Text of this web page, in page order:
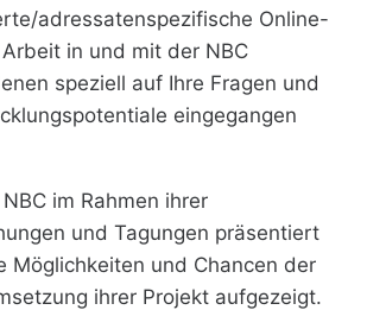
adressatenspezifische Online-
in und mit der NBC
speziell auf Ihre Fragen und
eingegangen
im Rahmen ihrer
und Tagungen präsentiert
Möglichkeiten und Chancen der
ihrer Projekt aufgezeigt.